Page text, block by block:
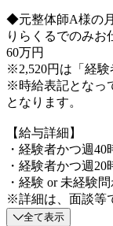
◆元整体師A様の
りらくるでのみ
60万円
※2,520円は「経験
※時給表記となっ
となります。
【給与詳細】
・経験者かつ週
・経験者かつ週
・経験 or 未経験
※詳細は、面談等
全て表示